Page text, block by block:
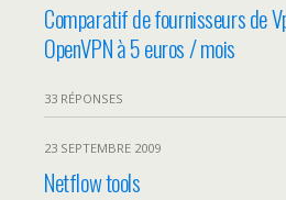
Comparatif de fournisseurs de
OpenVPN à 5 euros / mois
33 RÉPONSES
23 SEPTEMBRE 2009
Netflow tools